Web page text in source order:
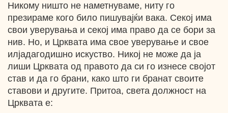
Никому ништо не наметнуваме, ниту го
презираме кого било пишувајќи вака. Секој има
свои уверувања и секој има право да се бори за
нив. Но, и Црквата има свое уверување и свое
илјадагодишно искуство. Никој не може да ја
лиши Црквата од правото да си го изнесе својот
став и да го брани, како што ги бранат своите
ставови и другите. Притоа, света должност на
Црквата е: